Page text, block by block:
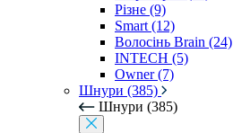
Різне (9)
Smart (12)
Волосінь Brain (24)
INTECH (5)
Owner (7)
Шнури (385)
Шнури (385)